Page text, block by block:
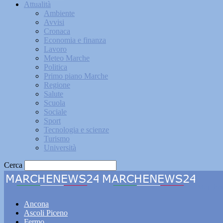
Attualità
Ambiente
Avvisi
Cronaca
Economia e finanza
Lavoro
Meteo Marche
Politica
Primo piano Marche
Regione
Salute
Scuola
Sociale
Sport
Tecnologia e scienze
Turismo
Università
Cerca
Ancona
Ascoli Piceno